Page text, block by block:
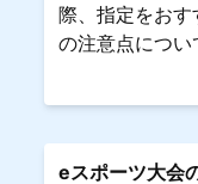
際、指定をお
の注意点につい
eスポーツ大会